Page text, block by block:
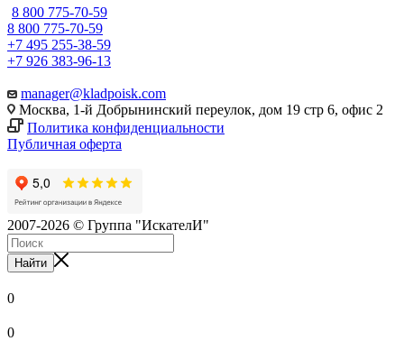
8 800 775-70-59
8 800 775-70-59
+7 495 255-38-59
+7 926 383-96-13
manager@kladpoisk.com
Москва, 1-й Добрынинский переулок, дом 19 стр 6, офис 2
Политика конфиденциальности
Публичная оферта
2007-2026 © Группа "ИскателИ"
Найти
0
0